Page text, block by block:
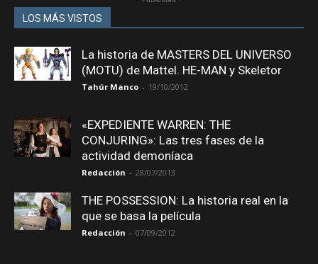
LOS MÁS VISTOS
La historia de MASTERS DEL UNIVERSO
(MOTU) de Mattel. HE-MAN y Skeletor
Tahúr Manco - 19/10/2012
«EXPEDIENTE WARREN: THE
CONJURING»: Las tres fases de la
actividad demoníaca
Redacción - 28/07/2013
THE POSSESSION: La historia real en la
que se basa la película
Redacción - 07/09/2012